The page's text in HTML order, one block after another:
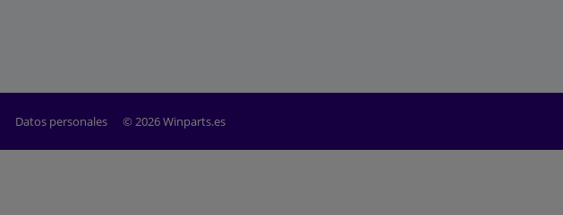
Datos personales © 2026 Winparts.es